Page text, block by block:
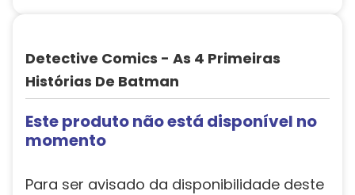
Detective Comics - As 4 Primeiras
Histórias De Batman
Este produto não está disponível no
momento
Para ser avisado da disponibilidade deste